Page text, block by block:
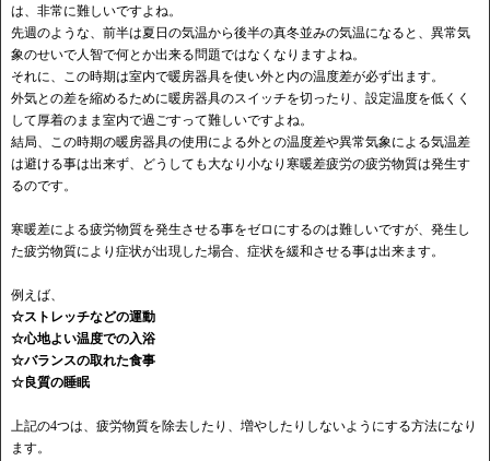
は、非常に難しいですよね。
先週のような、前半は夏日の気温から後半の真冬並みの気温になると、異常気
象のせいで人智で何とか出来る問題ではなくなりますよね。
それに、この時期は室内で暖房器具を使い外と内の温度差が必ず出ます。
外気との差を縮めるために暖房器具のスイッチを切ったり、設定温度を低くく
して厚着のまま室内で過ごすって難しいですよね。
結局、この時期の暖房器具の使用による外との温度差や異常気象による気温差
は避ける事は出来ず、どうしても大なり小なり寒暖差疲労の疲労物質は発生す
るのです。
寒暖差による疲労物質を発生させる事をゼロにするのは難しいですが、発生し
た疲労物質により症状が出現した場合、症状を緩和させる事は出来ます。
例えば、
☆ストレッチなどの運動
☆心地よい温度での入浴
☆バランスの取れた食事
☆良質の睡眠
上記の4つは、疲労物質を除去したり、増やしたりしないようにする方法になり
ます。